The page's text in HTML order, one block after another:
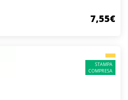
7,55€
STAMPA
COMPRESA